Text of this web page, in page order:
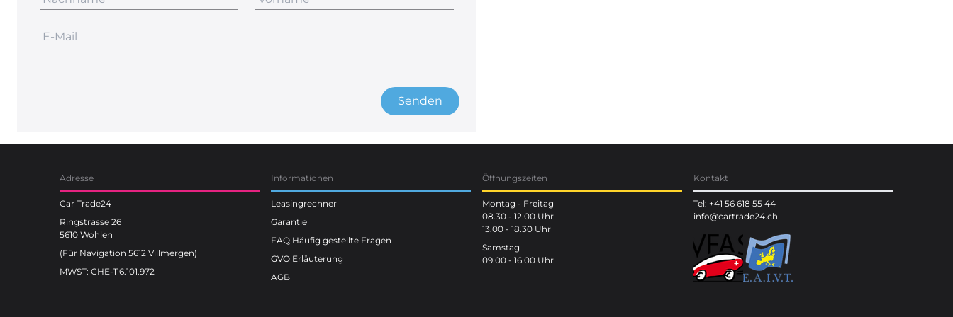
Senden
Adresse
Car Trade24
Ringstrasse 26
5610 Wohlen
(Für Navigation 5612 Villmergen)
MWST: CHE-116.101.972
Informationen
Leasingrechner
Garantie
FAQ Häufig gestellte Fragen
GVO Erläuterung
AGB
Öffnungszeiten
Montag - Freitag
08.30 - 12.00 Uhr
13.00 - 18.30 Uhr
Samstag
09.00 - 16.00 Uhr
Kontakt
Tel: +41 56 618 55 44
info@cartrade24.ch